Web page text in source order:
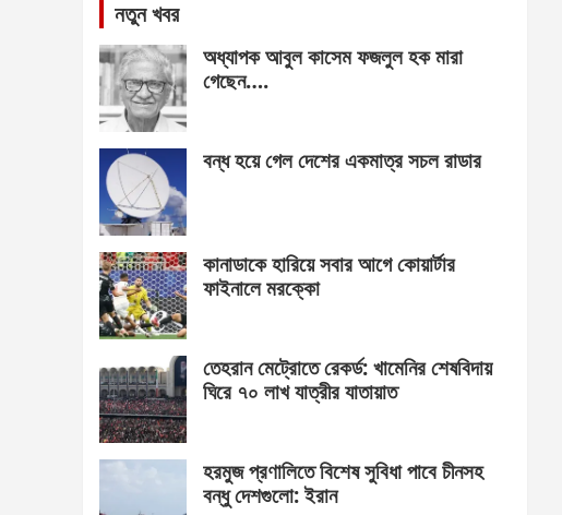
নতুন খবর
অধ্যাপক আবুল কাসেম ফজলুল হক মারা
গেছেন….
বন্ধ হয়ে গেল দেশের একমাত্র সচল রাডার
কানাডাকে হারিয়ে সবার আগে কোয়ার্টার
ফাইনালে মরক্কো
তেহরান মেট্রোতে রেকর্ড: খামেনির শেষবিদায়
ঘিরে ৭০ লাখ যাত্রীর যাতায়াত
হরমুজ প্রণালিতে বিশেষ সুবিধা পাবে চীনসহ
বন্ধু দেশগুলো: ইরান